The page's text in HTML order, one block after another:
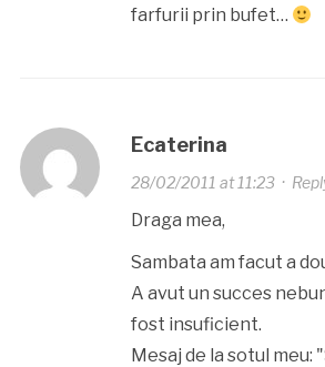
farfurii prin bufet…
Ecaterina
28/02/2011 at 11:23·
Draga mea,
Sambata am facut a
A avut un succes
fost insuficient.
Mesaj de la sotul meu: